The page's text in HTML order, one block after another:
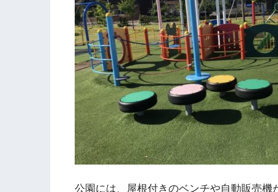
公園には、屋根付きのベンチや自動販売機